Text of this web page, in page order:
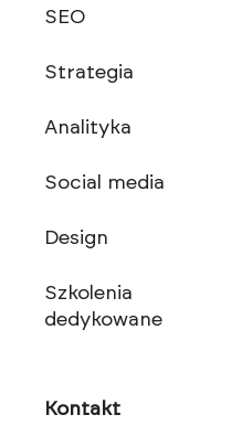
SEO
Strategia
Analityka
Social media
Design
Szkolenia
dedykowane
Kontakt